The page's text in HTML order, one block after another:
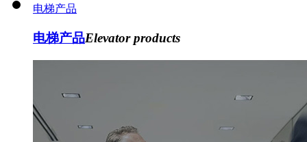
电梯产品
电梯产品Elevator products